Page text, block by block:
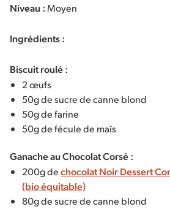
Niveau :Moyen
Ingrédients :
Biscuit roulé :
2 œufs
50g de sucre de canne blond
50g de farine
50g de fécule de maïs
Ganache au Chocolat Corsé :
200g dechocolat Noir Dessert
(bio équitable)
80g de sucre de canne blond